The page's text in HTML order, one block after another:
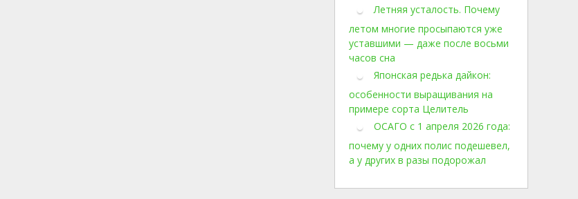
Летняя усталость. Почему
летом многие просыпаются уже
уставшими — даже после восьми
часов сна
Японская редька дайкон:
особенности выращивания на
примере сорта Целитель
ОСАГО с 1 апреля 2026 года:
почему у одних полис подешевел,
а у других в разы подорожал